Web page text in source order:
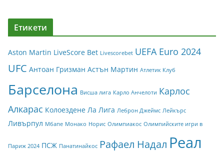
Етикети
Aston Martin LiveScore Bet Livescorebet UEFA Euro 2024
UFC Антоан Гризман Астън Мартин Атлетик Клуб
Барселона Висша лига Карло Анчелоти Карлос
Алкарас Колоездене Ла Лига Леброн Джеймс Лейкърс
Ливърпул Мбапе Монако Норис Олимпиакос Олимпийските игри в
Париж 2024 ПСЖ Панатинайкос Рафаел Надал Реал